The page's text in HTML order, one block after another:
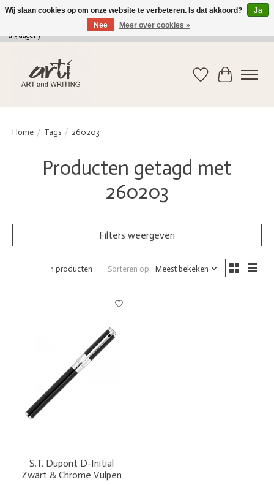
verkoop@arti-artandwriting.be/ +32 (0)471 41 82 41 / GRATIS verzending > 75 euro (2
a 5 dagen)
Verlanglijst
Home / Tags / 260203
Producten getagd met
260203
Filters weergeven
1 producten Sorteren op Meest bekeken
S.T. Dupont D-Initial
Zwart & Chrome Vulpen
Wij slaan cookies op om onze website te verbeteren. Is dat akkoord?
Ja
Nee
Meer over cookies »